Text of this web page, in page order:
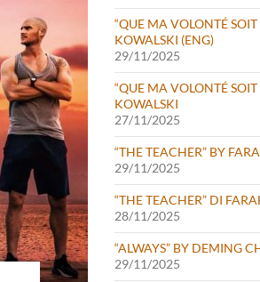
“QUE MA VOLONTÉ SOIT
KOWALSKI (ENG)
29/11/2025
“QUE MA VOLONTÉ
KOWALSKI
27/11/2025
“THE TEACHER” BY
29/11/2025
“THE TEACHER” DI
28/11/2025
“ALWAYS” BY DEMING
29/11/2025